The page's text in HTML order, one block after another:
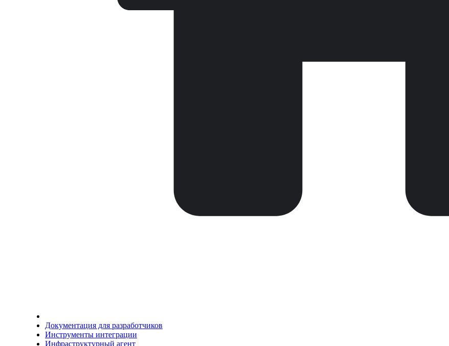
Документация для разработчиков
Инструменты интеграции
Инфраструктурный агент